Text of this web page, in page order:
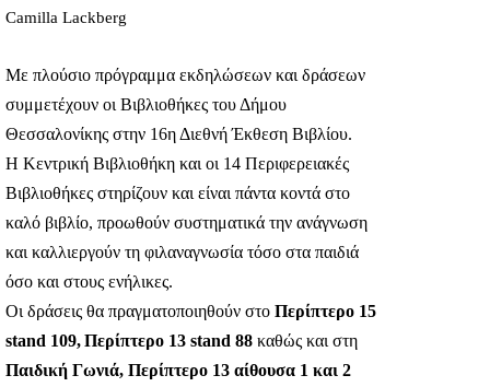
Camilla Lackberg
Με πλούσιο πρόγραμμα εκδηλώσεων και δράσεων
συμμετέχουν οι Βιβλιοθήκες του Δήμου
Θεσσαλονίκης στην 16η Διεθνή Έκθεση Βιβλίου.
Η Κεντρική Βιβλιοθήκη και οι 14 Περιφερειακές
Βιβλιοθήκες στηρίζουν και είναι πάντα κοντά στο
καλό βιβλίο, προωθούν συστηματικά την ανάγνωση
και καλλιεργούν τη φιλαναγνωσία τόσο στα παιδιά
όσο και στους ενήλικες.
Οι δράσεις θα πραγματοποιηθούν στο Περίπτερο 15
stand 109,Περίπτερο 13 stand 88 καθώς και στη
Παιδική Γωνιά, Περίπτερο 13 αίθουσα 1 και 2